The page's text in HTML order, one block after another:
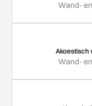
Wand-
Akoestisch
Wand-